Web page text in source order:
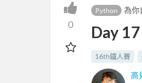
0
Python 為你
Day
16th鐵人賽
高